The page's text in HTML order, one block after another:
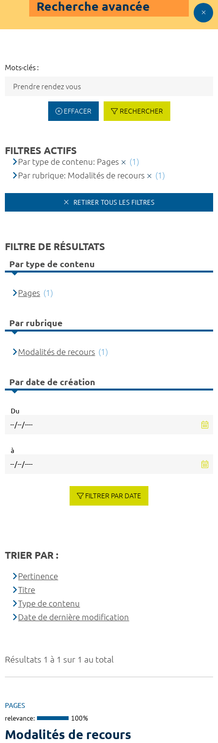
Recherche avancée
Mots-clés :
EFFACER RECHERCHER
Résultats 1 à 1 sur 1 au total
PAGES
relevance: 100%
Modalités de recours
FILTRES ACTIFS
Par type de contenu: Pages
(1)
Par rubrique: Modalités de recours
(1)
RETIRER TOUS LES FILTRES
FILTRE DE RÉSULTATS
Par type de contenu
Pages (1)
Par rubrique
Modalités de recours (1)
Par date de création
Du
à
FILTRER PAR DATE
TRIER PAR :
Pertinence
Titre
Type de contenu
Date de dernière modification